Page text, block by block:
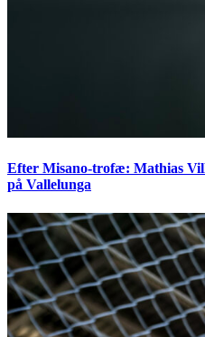
Efter Misano-trofæ: Mathias
på Vallelunga